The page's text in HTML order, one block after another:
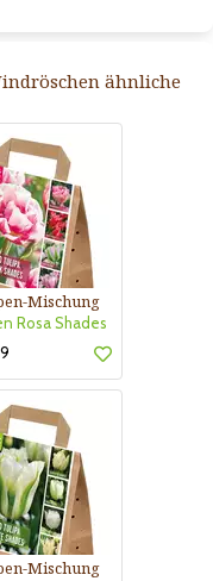
ähnliche
Mischung
Rosa Shades
Mischung